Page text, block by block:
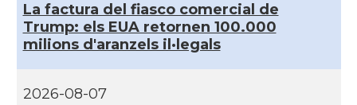
La factura del fiasco comercial de
Trump: els EUA retornen 100.000
milions d'aranzels il·legals
2026-08-07